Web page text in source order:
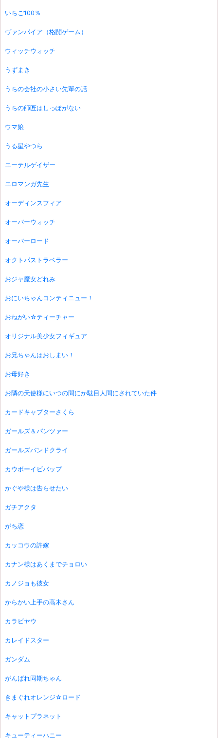
いちご100％
ヴァンパイア（格闘ゲーム）
ウィッチウォッチ
うずまき
うちの会社の小さい先輩の話
うちの師匠はしっぽがない
ウマ娘
うる星やつら
エーテルゲイザー
エロマンガ先生
オーディンスフィア
オーバーウォッチ
オーバーロード
オクトパストラベラー
おジャ魔女どれみ
おにいちゃんコンティニュー！
おねがい☆ティーチャー
オリジナル美少女フィギュア
お兄ちゃんはおしまい！
お母好き
お隣の天使様にいつの間にか駄目人間にされていた件
カードキャプターさくら
ガールズ＆パンツァー
ガールズバンドクライ
カウボーイビバップ
かぐや様は告らせたい
ガチアクタ
がち恋
カッコウの許嫁
カナン様はあくまでチョロい
カノジョも彼女
からかい上手の高木さん
カラビヤウ
カレイドスター
ガンダム
がんばれ同期ちゃん
きまぐれオレンジ☆ロード
キャットプラネット
キューティーハニー